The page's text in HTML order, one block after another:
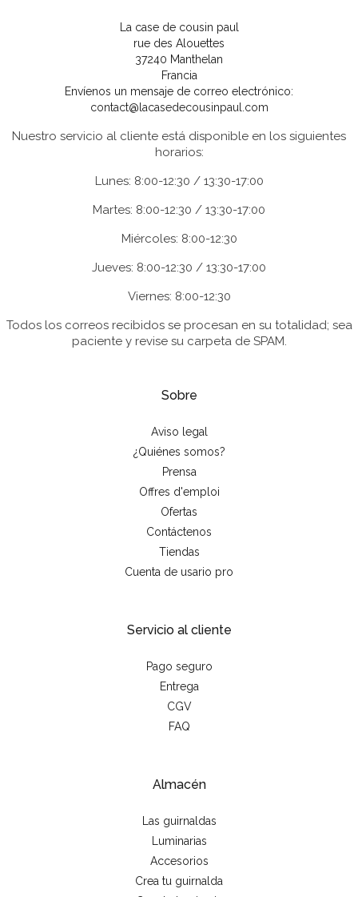
La case de cousin paul
rue des Alouettes
37240 Manthelan
Francia
Envíenos un mensaje de correo electrónico:
contact@lacasedecousinpaul.com
Nuestro servicio al cliente está disponible en los siguientes
horarios:
Lunes: 8:00-12:30 / 13:30-17:00
Martes: 8:00-12:30 / 13:30-17:00
Miércoles: 8:00-12:30
Jueves: 8:00-12:30 / 13:30-17:00
Viernes: 8:00-12:30
Todos los correos recibidos se procesan en su totalidad; sea
paciente y revise su carpeta de SPAM.
Sobre
Aviso legal
¿Quiénes somos?
Prensa
Offres d'emploi
Ofertas
Contáctenos
Tiendas
Cuenta de usario pro
Servicio al cliente
Pago seguro
Entrega
CGV
FAQ
Almacén
Las guirnaldas
Luminarias
Accesorios
Crea tu guirnalda